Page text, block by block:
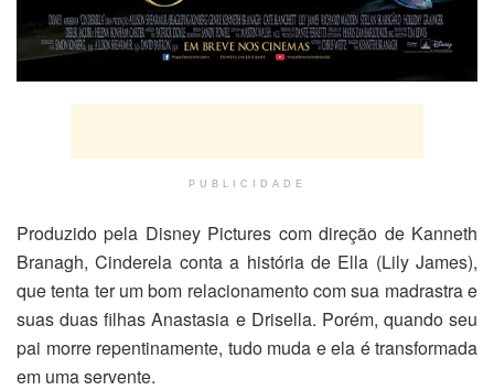
PUBLICIDADE
Produzido pela Disney Pictures com direção de Kanneth
Branagh, Cinderela conta a história de Ella (Lily James),
que tenta ter um bom relacionamento com sua madrastra e
suas duas filhas Anastasia e Drisella. Porém, quando seu
pai morre repentinamente, tudo muda e ela é transformada
em uma servente.